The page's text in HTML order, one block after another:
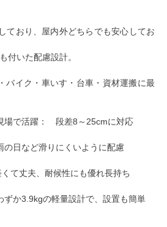
ており、屋内外どちらでも安心してお
付いた配慮設計。
イク・車いす・台車・資材運搬に最
場で活躍： 段差8～25cmに対応
日など滑りにくいように配慮
て丈夫、耐候性にも優れ長持ち
か3.9kgの軽量設計で、設置も簡単